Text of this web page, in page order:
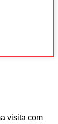
visita com